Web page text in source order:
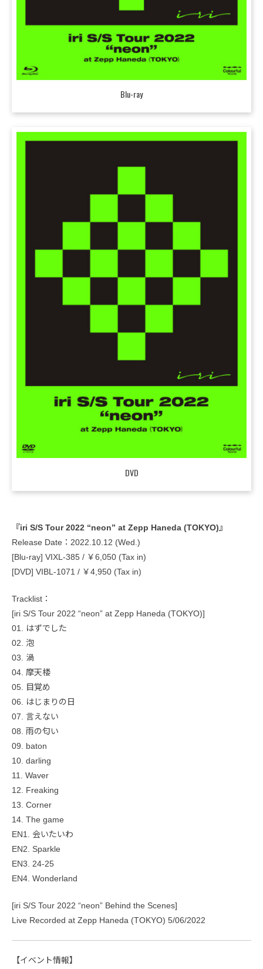
Blu-ray
DVD
『iri S/S Tour 2022 “neon” at Zepp Haneda (TOKYO)』
Release Date：2022.10.12 (Wed.)
[Blu-ray] VIXL-385 / ￥6,050 (Tax in)
[DVD] VIBL-1071 / ￥4,950 (Tax in)
Tracklist：
[iri S/S Tour 2022 “neon” at Zepp Haneda (TOKYO)]
01. はずでした
02. 泡
03. 渦
04. 摩天楼
05. 目覚め
06. はじまりの日
07. 言えない
08. 雨の匂い
09. baton
10. darling
11. Waver
12. Freaking
13. Corner
14. The game
EN1. 会いたいわ
EN2. Sparkle
EN3. 24-25
EN4. Wonderland
[iri S/S Tour 2022 “neon” Behind the Scenes]
Live Recorded at Zepp Haneda (TOKYO) 5/06/2022
【イベント情報】